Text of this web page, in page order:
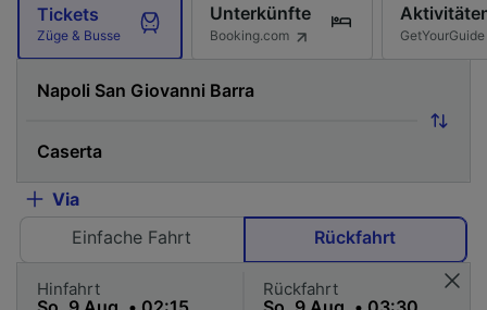
Tickets
Züge & Busse
Unterkünfte
Booking.com GetYourGuide
Via
Einfache Fahrt
Rückfahrt
Hinfahrt Rückfahrt